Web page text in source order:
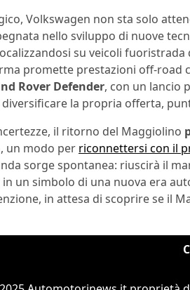
Volkswagen non sta solo
nello sviluppo di nuove
su veicoli
promette prestazioni off-road
Rover Defender, con un lancio
la propria offerta,
il ritorno del Maggiolino
un modo per riconnettersi con il
sorge spontanea: riuscirà il
un simbolo di una nuova era
in attesa di scoprire se il